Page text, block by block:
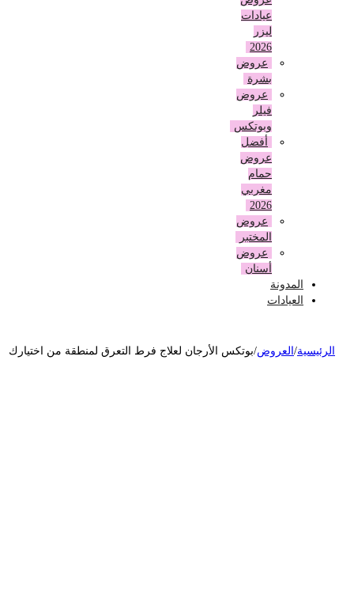
عيادات
عروض
بشرة
عروض
وبوتكس
أفضل
عروض
حمام
مغربي
عروض
المختبر
عروض
أسنان
المدونة
العيادات
/العروض بوتكس الأرجان لعلاج فرط التعرق لمنطقة من اختيارك